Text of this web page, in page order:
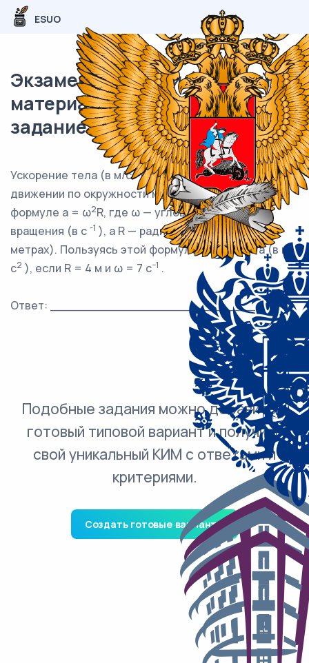
ESUO
Экзаменационный (типовой)
материал ЕГЭ / База / 04
задание / 83
Ускорение тела (в м/с2) при равномерном
движении по окружности можно вычислить по
формуле a = ω2R, где ω — угловая скорость
вращения (в с -1 ), а R — радиус окружности (в
метрах). Пользуясь этой формулой, найдите a (в м/
с2 ), если R = 4 м и ω = 7 c−1 .
Ответ: ___________________________.
Подобные задания можно добавить в
готовый типовой вариант и получить
свой уникальный КИМ с ответами и
критериями.
Создать готовые варианты